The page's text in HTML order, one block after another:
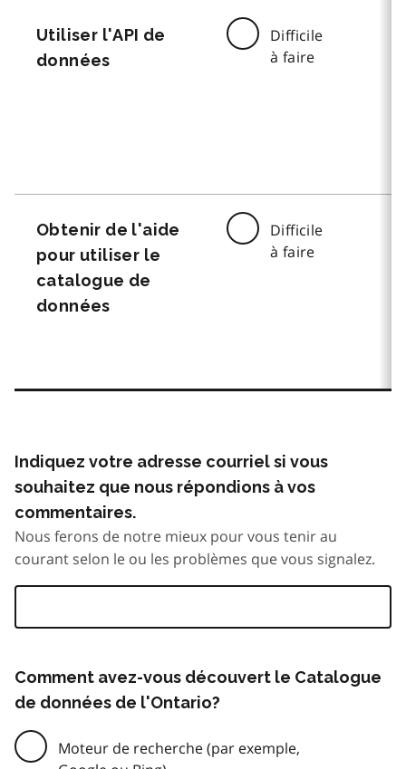
Utiliser l'API de
données
Difficile
à faire
Obtenir de l'aide
pour utiliser le
catalogue de
données
Difficile
à faire
Indiquez votre adresse courriel si vous
souhaitez que nous répondions à vos
commentaires.
Nous ferons de notre mieux pour vous tenir au
courant selon le ou les problèmes que vous signalez.
Comment avez-vous découvert le Catalogue
de données de l'Ontario?
Moteur de recherche (par exemple,